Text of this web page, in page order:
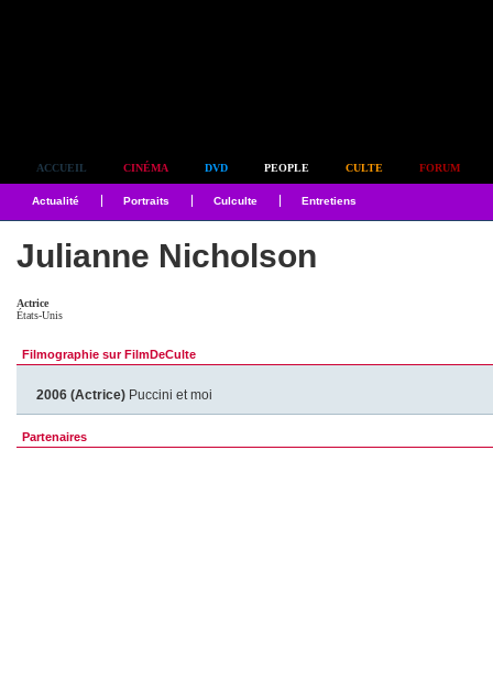
ACCUEIL CINÉMA DVD PEOPLE CULTE FORUM
Actualité Portraits Culculte Entretiens
Julianne Nicholson
Actrice
États-Unis
Filmographie sur FilmDeCulte
2006 (Actrice) Puccini et moi
Partenaires